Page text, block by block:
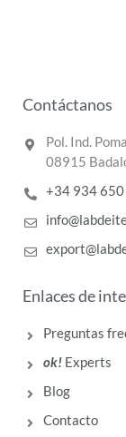
Contáctanos
Pol. Ind.
08915
+34 934
Enlaces de
Preguntas
ok!Experts
Blog
Contacto